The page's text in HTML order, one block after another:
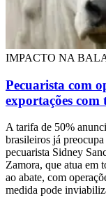
IMPACTO NA
Pecuarista com
exportações
A tarifa de 50%
brasileiros já
pecuarista Sidney
Zamora, que atua em
ao abate, com
medida pode